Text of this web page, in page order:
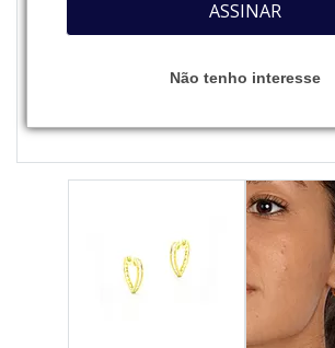
ASSINAR
Não tenho interesse